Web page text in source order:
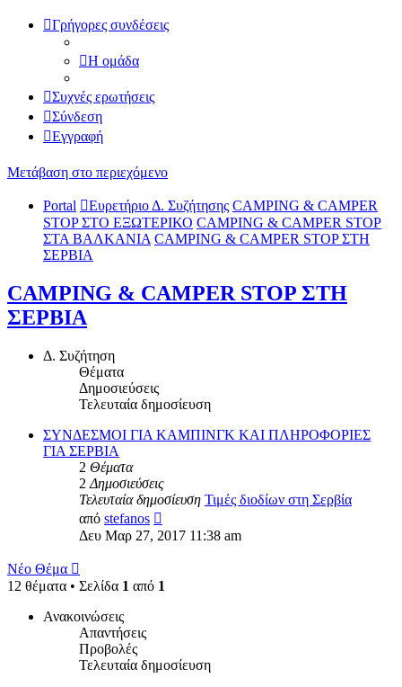
Γρήγορες συνδέσεις
Η ομάδα
Συχνές ερωτήσεις
Σύνδεση
Εγγραφή
Μετάβαση στο περιεχόμενο
Portal Ευρετήριο Δ. Συζήτησης CAMPING & CAMPER
STOP ΣΤΟ ΕΞΩΤΕΡΙΚΟ CAMPING & CAMPER STOP
ΣΤΑ ΒΑΛΚΑΝΙΑ CAMPING & CAMPER STOP ΣΤΗ
ΣΕΡΒΙΑ
CAMPING & CAMPER STOP ΣΤΗ
ΣΕΡΒΙΑ
Δ. Συζήτηση
Θέματα
Δημοσιεύσεις
Τελευταία δημοσίευση
ΣΥΝΔΕΣΜΟΙ ΓΙΑ ΚΑΜΠΙΝΓΚ ΚΑΙ ΠΛΗΡΟΦΟΡΙΕΣ
ΓΙΑ ΣΕΡΒΙΑ
2 Θέματα
2 Δημοσιεύσεις
Τελευταία δημοσίευση Τιμές διοδίων στη Σερβία
από stefanos
της
Δευ Μαρ 27, 2017 11:38 am
Νέο Θέμα
12 θέματα • Σελίδα 1 από 1
Ανακοινώσεις
Απαντήσεις
Προβολές
Τελευταία δημοσίευση